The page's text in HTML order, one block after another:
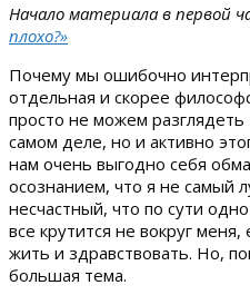
Начало материала в первой
плохо?»
Почему мы ошибочно
отдельная и скорее
просто не можем разглядеть
самом деле, но и активно
нам очень выгодно себя
осознанием, что я не самый
несчастный, что по сути
все крутится не вокруг
жить и здравствовать. Но,
большая тема.